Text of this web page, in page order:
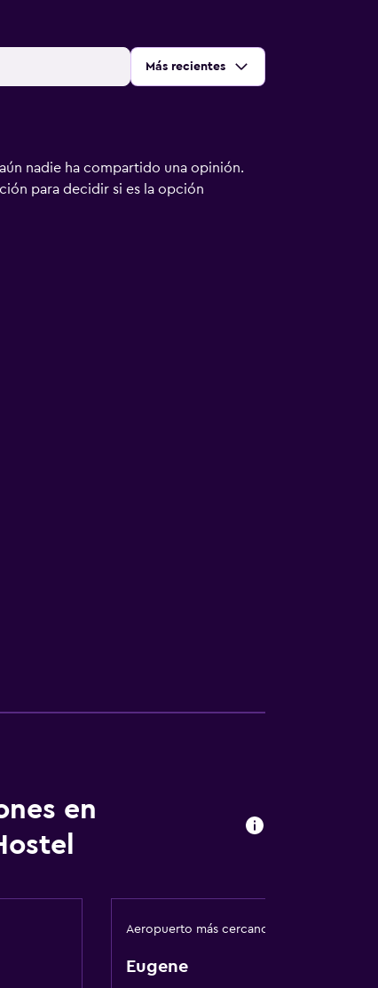
Ordenar por:
Más recientes
nadie ha compartido una opinión.
para decidir si es la opción
en
Aeropuerto más cercano
Eugene